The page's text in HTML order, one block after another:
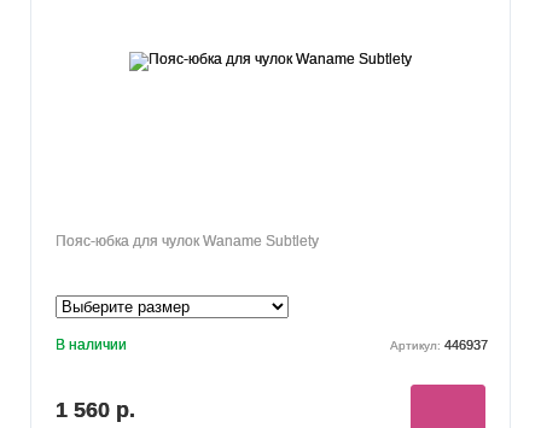
Пояс-юбка для чулок Waname Subtlety
В наличии Артикул: 446937
1 560 р.